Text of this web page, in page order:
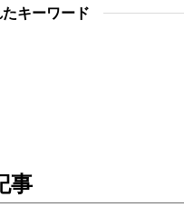
キーワード
事